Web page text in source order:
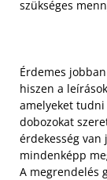
szükséges
Érdemes
hiszen a
amelyeket
dobozokat
érdekesség
mindenképp
A megrendelés